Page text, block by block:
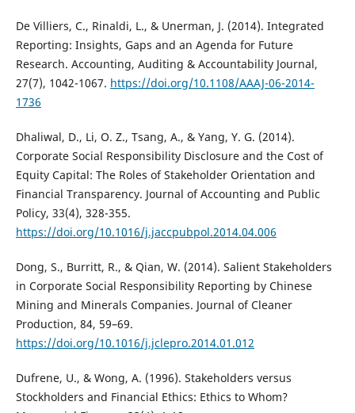
De Villiers, C., Rinaldi, L., & Unerman, J. (2014). Integrated
Reporting: Insights, Gaps and an Agenda for Future
Research. Accounting, Auditing & Accountability Journal,
27(7), 1042-1067. https://doi.org/10.1108/AAAJ-06-2014-
1736
Dhaliwal, D., Li, O. Z., Tsang, A., & Yang, Y. G. (2014).
Corporate Social Responsibility Disclosure and the Cost of
Equity Capital: The Roles of Stakeholder Orientation and
Financial Transparency. Journal of Accounting and Public
Policy, 33(4), 328-355.
https://doi.org/10.1016/j.jaccpubpol.2014.04.006
Dong, S., Burritt, R., & Qian, W. (2014). Salient Stakeholders
in Corporate Social Responsibility Reporting by Chinese
Mining and Minerals Companies. Journal of Cleaner
Production, 84, 59–69.
https://doi.org/10.1016/j.jclepro.2014.01.012
Dufrene, U., & Wong, A. (1996). Stakeholders versus
Stockholders and Financial Ethics: Ethics to Whom?